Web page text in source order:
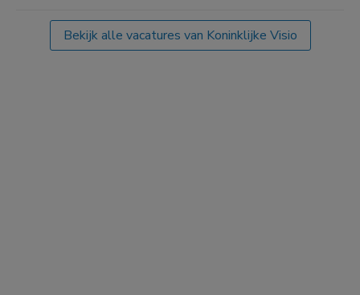
Bekijk alle vacatures van Koninklijke Visio